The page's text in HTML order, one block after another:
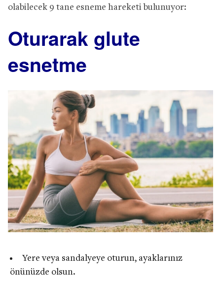
olabilecek 9 tane esneme hareketi bulunuyor:
Oturarak glute
esnetme
Yere veya sandalyeye oturun, ayaklarınız
önünüzde olsun.